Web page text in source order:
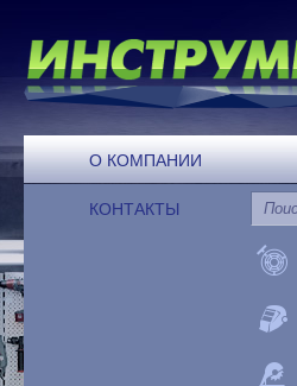
О КОМПАНИИ
КОНТАКТЫ